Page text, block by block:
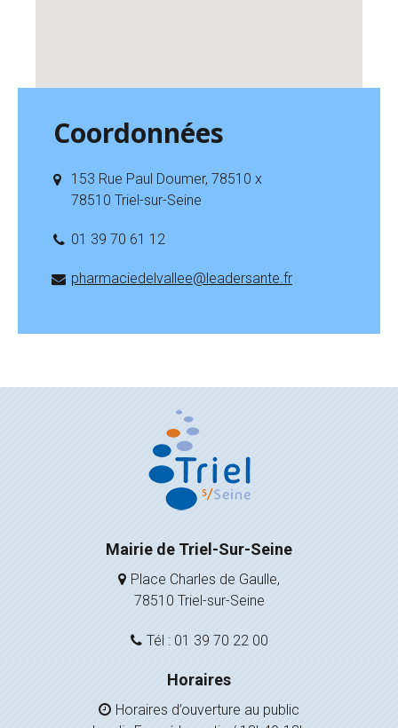
Coordonnées
153 Rue Paul Doumer, 78510 x
78510 Triel-sur-Seine
01 39 70 61 12
pharmaciedelvallee@leadersante.fr
Mairie de Triel-Sur-Seine
Place Charles de Gaulle,
78510 Triel-sur-Seine
Tél : 01 39 70 22 00
Horaires
Horaires d’ouverture au public